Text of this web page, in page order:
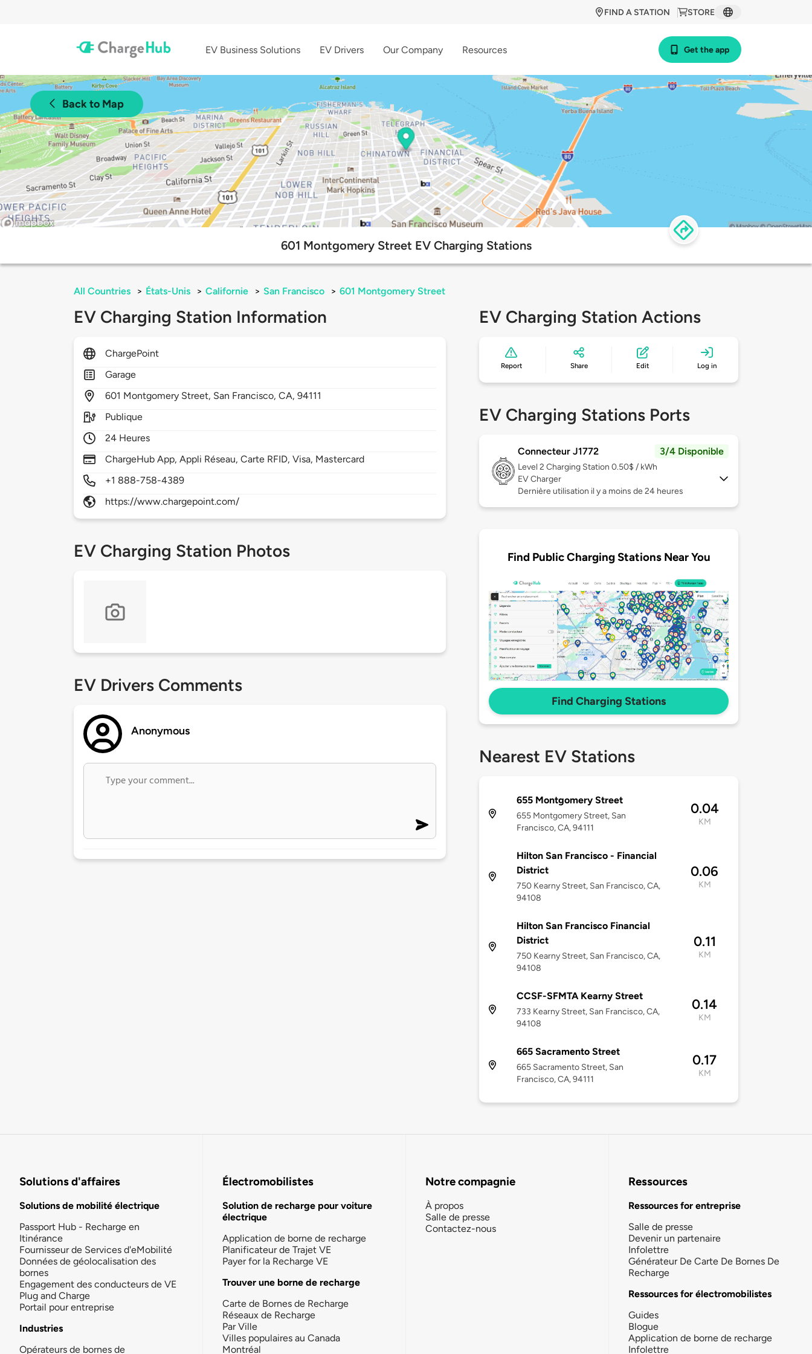
STORE
FIND A STATION
EV Business Solutions EV Drivers Our Company Resources Get the app
Back to Map
601 Montgomery Street EV Charging Stations
All Countries > États-Unis > Californie > San Francisco > 601 Montgomery Street
EV Charging Station Information
ChargePoint
Garage
601 Montgomery Street, San Francisco,CA,94111
Publique
24 Heures
ChargeHub App, Appli Réseau, Carte RFID, Visa, Mastercard
+1 888-758-4389
https://www.chargepoint.com/
EV Charging Station Photos
EV Drivers Comments
Anonymous
EV Charging Station Actions
Report Share Edit Log in
EV Charging Stations Ports
Connecteur J1772 3/4 Disponible
Level 2 Charging Station 0.50$ / kWh
EV Charger
Dernière utilisation il y a moins de 24 heures
Find Public Charging Stations Near You
Find Charging Stations
Nearest EV Stations
655 Montgomery Street
655 Montgomery Street, San
Francisco, CA, 94111
0.04
KM
Hilton San Francisco - Financial
District
750 Kearny Street, San Francisco, CA,
94108
0.06
KM
Hilton San Francisco Financial
District
750 Kearny Street, San Francisco, CA,
94108
0.11
KM
CCSF-SFMTA Kearny Street
733 Kearny Street, San Francisco, CA,
94108
0.14
KM
665 Sacramento Street
665 Sacramento Street, San
Francisco, CA, 94111
0.17
KM
Solutions d'affaires
Solutions de mobilité électrique
Passport Hub - Recharge en
Itinérance
Fournisseur de Services d'eMobilité
Données de géolocalisation des
bornes
Engagement des conducteurs de VE
Plug and Charge
Portail pour entreprise
Industries
Opérateurs de bornes de
Électromobilistes
Solution de recharge pour voiture
électrique
Application de borne de recharge
Planificateur de Trajet VE
Payer for la Recharge VE
Trouver une borne de recharge
Carte de Bornes de Recharge
Réseaux de Recharge
Par Ville
Villes populaires au Canada
Montréal
Notre compagnie
À propos
Salle de presse
Contactez-nous
Ressources
Ressources for entreprise
Salle de presse
Devenir un partenaire
Infolettre
Générateur De Carte De Bornes De
Recharge
Ressources for électromobilistes
Guides
Blogue
Application de borne de recharge
Infolettre